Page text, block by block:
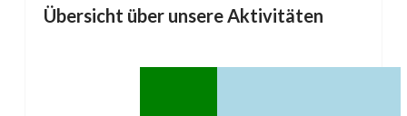
Übersicht über unsere Aktivitäten